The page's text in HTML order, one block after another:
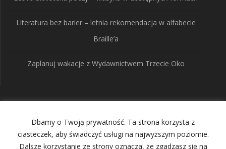
Dbamy o Twoją prywatność. Ta strona korzysta z
ciasteczek, aby świadczyć usługi na najwyższym poziomie.
Dalsze korzystanie ze strony oznacza, że zgadzasz się na
Literatura bez barier – letnia rekomendacja w alfabecie
Braille’a
Zaplanuj wakacje z Wydawnictwem Trzecie Oko
Wydawnictwo Trzecie
Oko